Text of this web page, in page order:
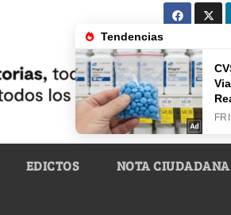
EDICTOS NOTA CIUDADANA